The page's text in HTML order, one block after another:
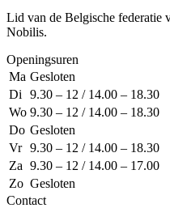
Lid van de Belgische federatie
Nobilis.
Openingsuren
Ma Gesloten
Di
9.30 – 12 / 14.00 – 18.30
Wo 9.30 – 12 / 14.00 – 18.30
Do Gesloten
Vr 9.30 – 12 / 14.00 – 18.30
Za 9.30 – 12 / 14.00 – 17.00
Zo Gesloten
Contact